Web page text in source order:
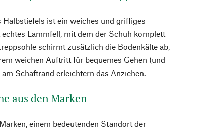
Halbstiefels ist ein weiches und griffiges
Lammfell, mit dem der Schuh komplett
schirmt zusätzlich die Bodenkälte ab,
weichen Auftritt für bequemes Gehen (und
Schaftrand erleichtern das Anziehen.
aus den Marken
einem bedeutenden Standort der